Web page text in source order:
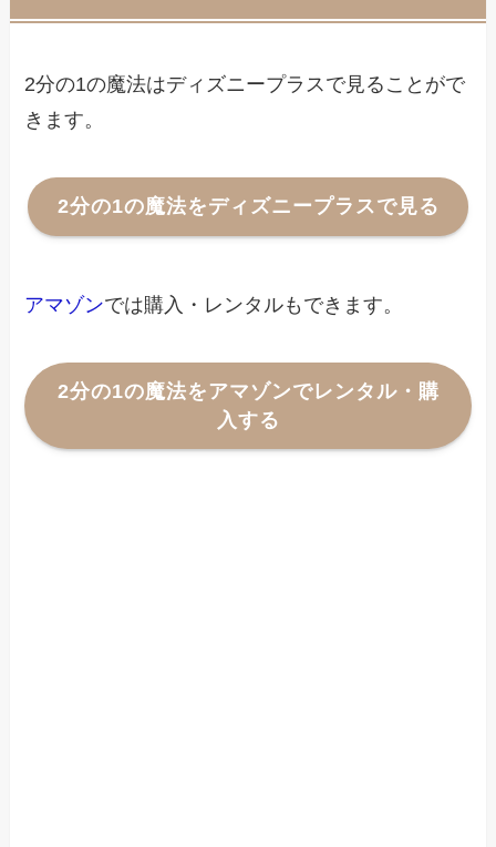
2分の1の魔法はディズニープラスで見ることがで
きます。
2分の1の魔法をディズニープラスで見る
アマゾンでは購入・レンタルもできます。
2分の1の魔法をアマゾンでレンタル・購
入する